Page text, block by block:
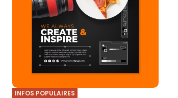
INFOS POPULAIRES